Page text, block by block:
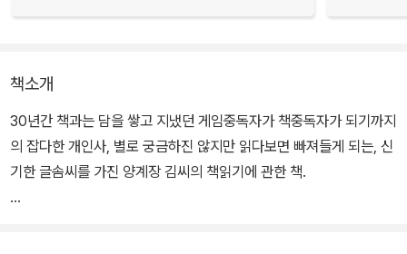
책소개
30년간 책과는 담을 쌓고 지냈던 게임중독자가 책중독자가 되기까지
의 잡다한 개인사, 별로 궁금하진 않지만 읽다보면 빠져들게 되는, 신
기한 글솜씨를 가진 양계장 김씨의 책읽기에 관한 책.